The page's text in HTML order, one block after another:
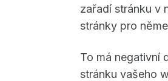
zařadí stránku v
stránky pro
To má negativní
stránku vašeho